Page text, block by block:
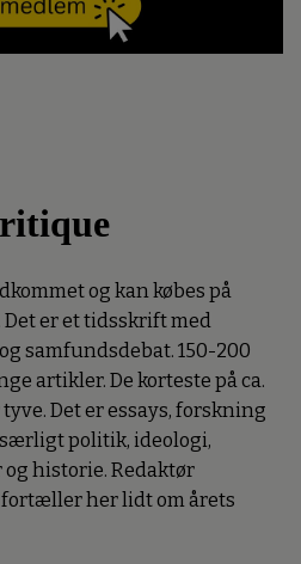
og kan købes på
er et tidsskrift med
samfundsdebat. 150-200
artikler. De korteste på ca.
Det er essays, forskning
politik, ideologi,
historie. Redaktør
her lidt om årets